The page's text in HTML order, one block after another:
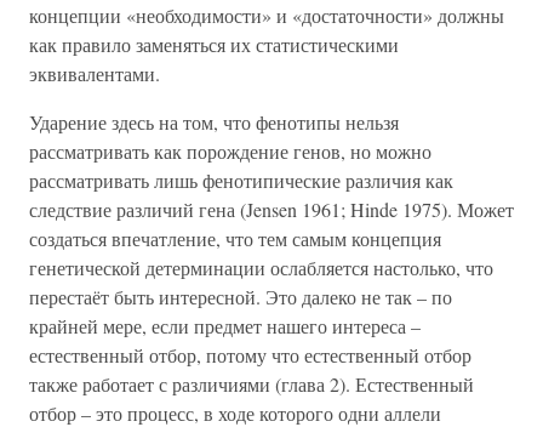
концепции «необходимости» и «достаточности» должны
как правило заменяться их статистическими
эквивалентами.
Ударение здесь на том, что фенотипы нельзя
рассматривать как порождение генов, но можно
рассматривать лишь фенотипические различия как
следствие различий гена (Jensen 1961; Hinde 1975). Может
создаться впечатление, что тем самым концепция
генетической детерминации ослабляется настолько, что
перестаёт быть интересной. Это далеко не так – по
крайней мере, если предмет нашего интереса –
естественный отбор, потому что естественный отбор
также работает с различиями (глава 2). Естественный
отбор – это процесс, в ходе которого одни аллели